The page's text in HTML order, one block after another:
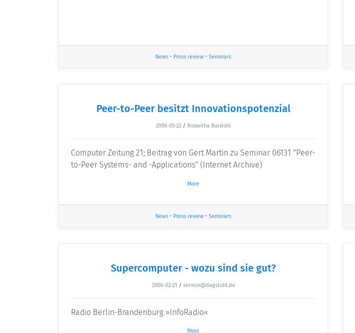
News • Press review • Seminars
Peer-to-Peer besitzt Innovationspotenzial
2006-05-22 / Roswitha Bardohl
Computer Zeitung 21; Beitrag von Gert Martin zu Seminar 06131 "Peer-
to-Peer Systems- and -Applications" (Internet Archive)
More
News • Press review • Seminars
Supercomputer - wozu sind sie gut?
2006-02-21 / service@dagstuhl.de
Radio Berlin-Brandenburg »InfoRadio«
More